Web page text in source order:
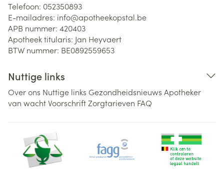
Telefoon: 052350893
E-mailadres: info@apotheekopstal.be
APB nummer: 420403
Apotheek titularis: Jan Heyvaert
BTW nummer: BE0892559653
Nuttige links
Over ons Nuttige links Gezondheidsnieuws Apotheker
van wachtVoorschriftZorgtarieven FAQ